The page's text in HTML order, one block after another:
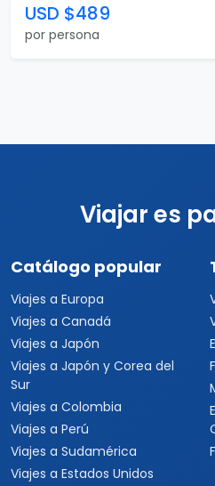
USD $489
por persona
Viajar es
Catálogo popular
Viajes a Europa
Viajes a Canadá
Viajes a Japón
Viajes a Japón y Corea del
Sur
Viajes a Colombia
Viajes a Perú
Viajes a Sudamérica
Viajes a Estados Unidos